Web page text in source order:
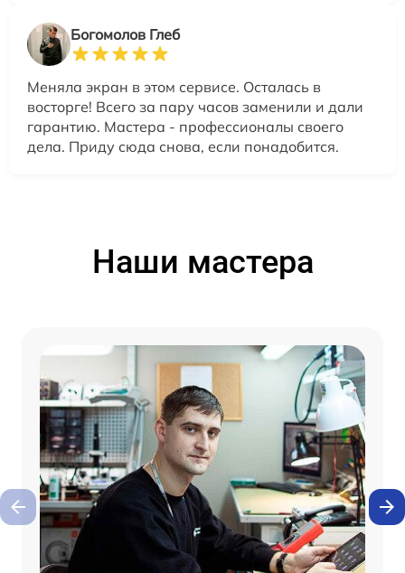
Богомолов Глеб
Меняла экран в этом сервисе. Осталась в
восторге! Всего за пару часов заменили и дали
гарантию. Мастера - профессионалы своего
дела. Приду сюда снова, если понадобится.
Наши мастера